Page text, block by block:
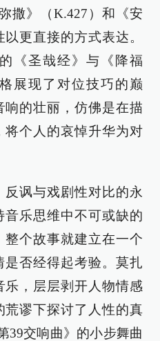
》（K.427）和《安
更直接的方式表达。
《圣哉经》与《降福
展现了对位技巧的巅
的壮丽，仿佛是在描
个人的哀悼升华为对
讽与戏剧性对比的永
乐思维中不可或缺的
个故事就建立在一个
否经得起考验。莫扎
，层层剥开人物情感
荒谬下探讨了人性的真
39交响曲》的小步舞曲